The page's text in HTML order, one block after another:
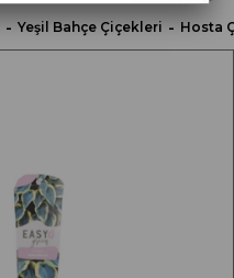
Yeşil Bahçe Çiçekleri